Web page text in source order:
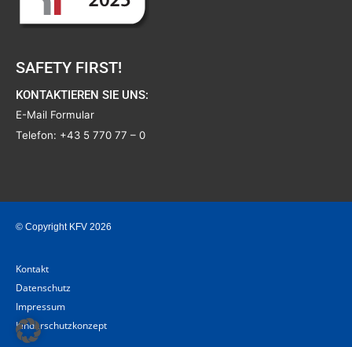
SAFETY FIRST!
KONTAKTIEREN SIE UNS:
E-Mail Formular
Telefon: +43 5 770 77 – 0
© Copyright KFV 2026
Kontakt
Datenschutz
Impressum
Kinderschutzkonzept